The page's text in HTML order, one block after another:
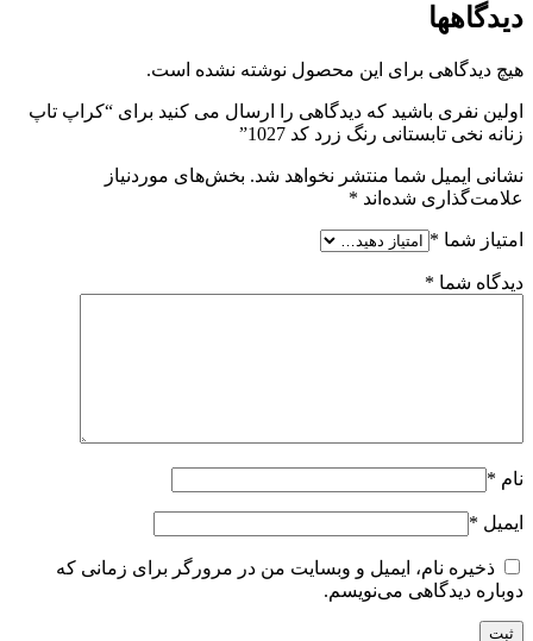
دیدگاهها
هیچ دیدگاهی برای این محصول نوشته نشده است.
اولین نفری باشید که دیدگاهی را ارسال می کنید برای “کراپ تاپ
زنانه نخی تابستانی رنگ زرد کد 1027”
نشانی ایمیل شما منتشر نخواهد شد. بخش‌های موردنیاز
علامت‌گذاری شده‌اند *
امتیاز شما *
دیدگاه شما *
نام *
ایمیل *
ذخیره نام، ایمیل و وبسایت من در مرورگر برای زمانی که
دوباره دیدگاهی می‌نویسم.